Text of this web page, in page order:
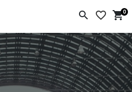
search favorite_border
la
0
shopping_cart